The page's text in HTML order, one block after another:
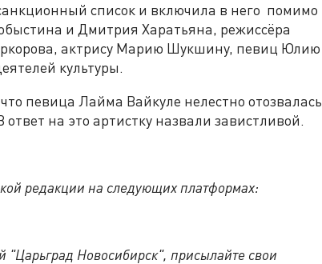
список и включила в него помимо
и Дмитрия Харатьяна, режиссёра
актрису Марию Шукшину, певиц Юлию
культуры.
певица Лайма Вайкуле нелестно отозвалась
на это артистку назвали завистливой.
редакции на следующих платформах:
"Царьград Новосибирск", присылайте свои